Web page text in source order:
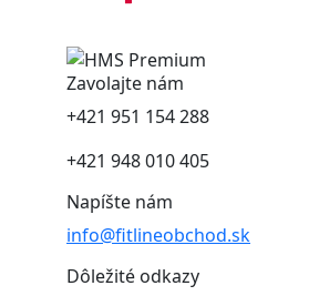
Zavolajte nám
+421 951 154 288
+421 948 010 405
Napíšte nám
info@fitlineobchod.sk
Dôležité odkazy